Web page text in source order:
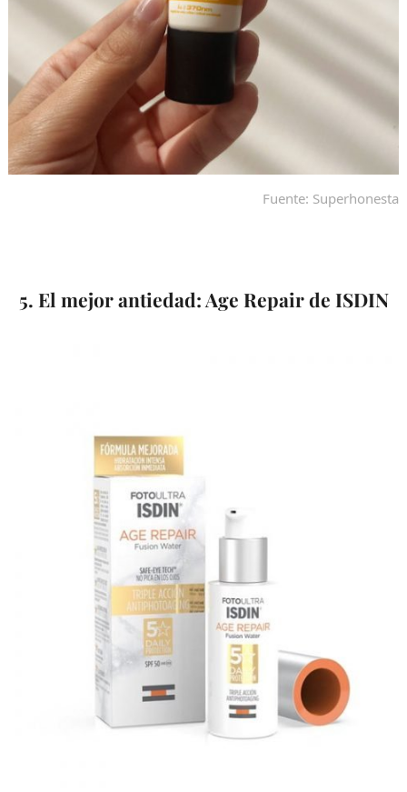
Fuente: Superhonesta
5. El mejor antiedad: Age Repair de ISDIN